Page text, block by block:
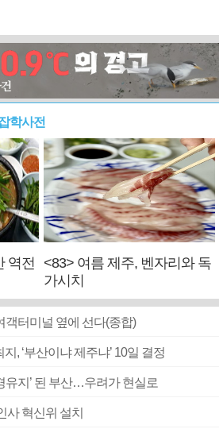
학사전
역전
<83> 여름 제주, 벤자리와 독
가시치
객터미널 옆에 선다(종합)
, ‘부산이냐 제주냐’ 10일 결정
유지’ 된 부산…우려가 현실로
사 혁신위 설치